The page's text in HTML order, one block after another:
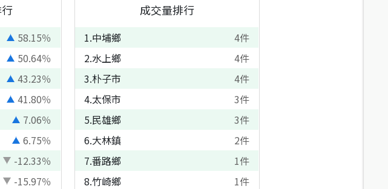
58.15％
50.64％
43.23％
41.80％
7.06％
6.75％
-12.33％
-15.97％
成交量排行
1.中埔鄉 4件
2.水上鄉 4件
3.朴子市 4件
4.太保市 3件
5.民雄鄉 3件
6.大林鎮 2件
7.番路鄉 1件
8.竹崎鄉 1件